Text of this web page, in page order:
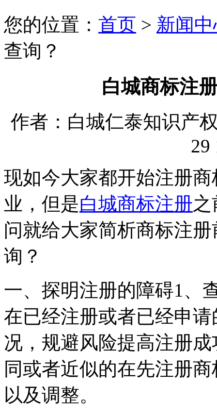
您的位置： 首页 > 新闻
查询？
白城商标注
作者：白城仁泰知识产
29
现如今大家都开始注册
业，但是白城商标注册
问就给大家简析商标注
询？
一、探明注册的障碍1、
在已经注册或者已经申
况，规避风险提高注册
同或者近似的在先注册
以及调整。